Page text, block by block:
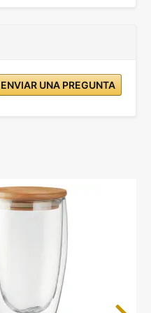
ENVIAR UNA PREGUNTA
Next